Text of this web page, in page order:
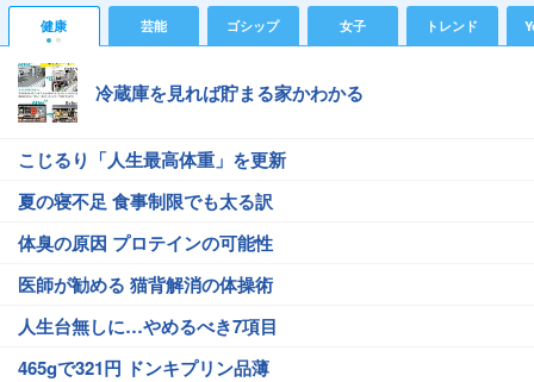
健康 芸能 ゴシップ 女子 トレンド
冷蔵庫を見れば貯まる家かわかる
こじるり「人生最高体重」を更新
夏の寝不足 食事制限でも太る訳
体臭の原因 プロテインの可能性
医師が勧める 猫背解消の体操術
人生台無しに…やめるべき7項目
465gで321円 ドンキプリン品薄